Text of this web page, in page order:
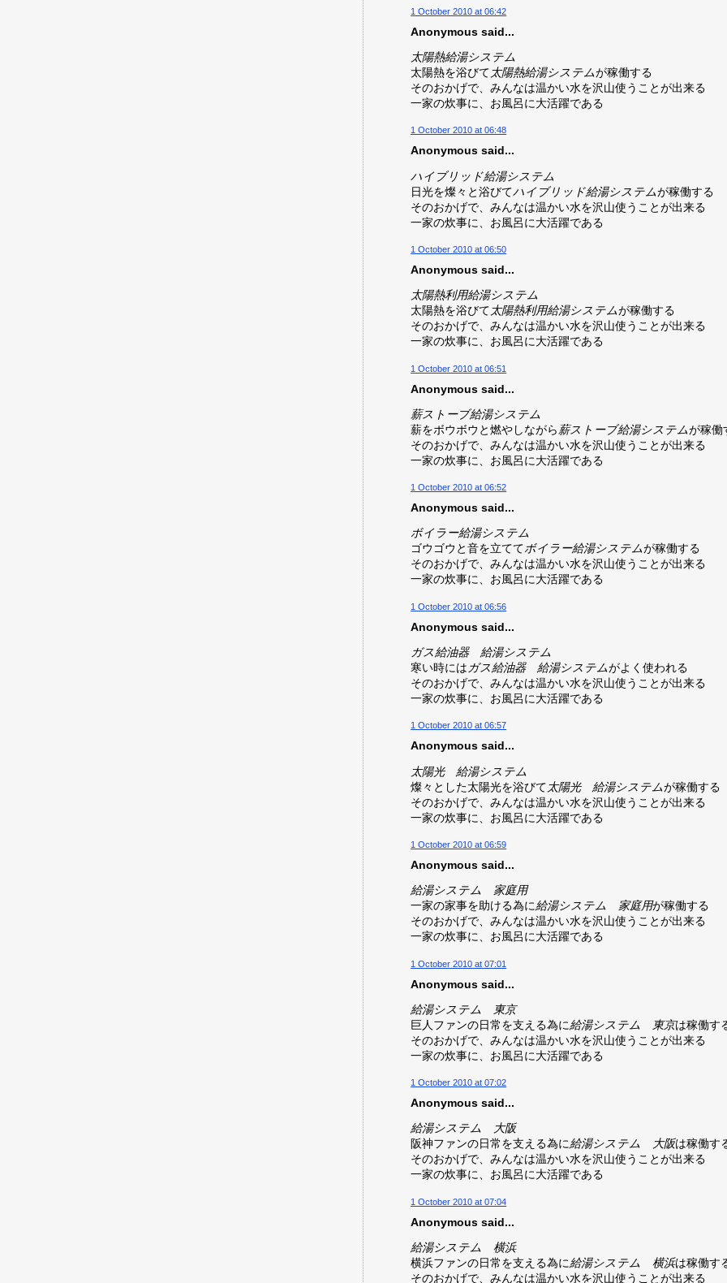
1 October 2010 at 06:42
Anonymous said...
太陽熱給湯システム
太陽熱を浴びて太陽熱給湯システムが稼働する
そのおかげで、みんなは温かい水を沢山使うことが出来る
一家の炊事に、お風呂に大活躍である
1 October 2010 at 06:48
Anonymous said...
ハイブリッド給湯システム
日光を燦々と浴びてハイブリッド給湯システムが稼働する
そのおかげで、みんなは温かい水を沢山使うことが出来る
一家の炊事に、お風呂に大活躍である
1 October 2010 at 06:50
Anonymous said...
太陽熱利用給湯システム
太陽熱を浴びて太陽熱利用給湯システムが稼働する
そのおかげで、みんなは温かい水を沢山使うことが出来る
一家の炊事に、お風呂に大活躍である
1 October 2010 at 06:51
Anonymous said...
薪ストーブ給湯システム
薪をボウボウと燃やしながら 薪ストーブ給湯システムが稼働
そのおかげで、みんなは温かい水を沢山使うことが出来る
一家の炊事に、お風呂に大活躍である
1 October 2010 at 06:52
Anonymous said...
ボイラー給湯システム
ゴウゴウと音を立ててボイラー給湯システムが稼働する
そのおかげで、みんなは温かい水を沢山使うことが出来る
一家の炊事に、お風呂に大活躍である
1 October 2010 at 06:56
Anonymous said...
ガス給油器 給湯システム
寒い時には ガス給油器 給湯システムがよく使われる
そのおかげで、みんなは温かい水を沢山使うことが出来る
一家の炊事に、お風呂に大活躍である
1 October 2010 at 06:57
Anonymous said...
太陽光 給湯システム
燦々とした太陽光を浴びて太陽光 給湯システムが稼働する
そのおかげで、みんなは温かい水を沢山使うことが出来る
一家の炊事に、お風呂に大活躍である
1 October 2010 at 06:59
Anonymous said...
給湯システム 家庭用
一家の家事を助ける為に給湯システム 家庭用が稼働する
そのおかげで、みんなは温かい水を沢山使うことが出来る
一家の炊事に、お風呂に大活躍である
1 October 2010 at 07:01
Anonymous said...
給湯システム 東京
巨人ファンの日常を支える為に給湯システム 東京は稼働す
そのおかげで、みんなは温かい水を沢山使うことが出来る
一家の炊事に、お風呂に大活躍である
1 October 2010 at 07:02
Anonymous said...
給湯システム 大阪
阪神ファンの日常を支える為に給湯システム 大阪は稼働す
そのおかげで、みんなは温かい水を沢山使うことが出来る
一家の炊事に、お風呂に大活躍である
1 October 2010 at 07:04
Anonymous said...
給湯システム 横浜
横浜ファンの日常を支える為に給湯システム 横浜は稼働す
そのおかげで、みんなは温かい水を沢山使うことが出来る